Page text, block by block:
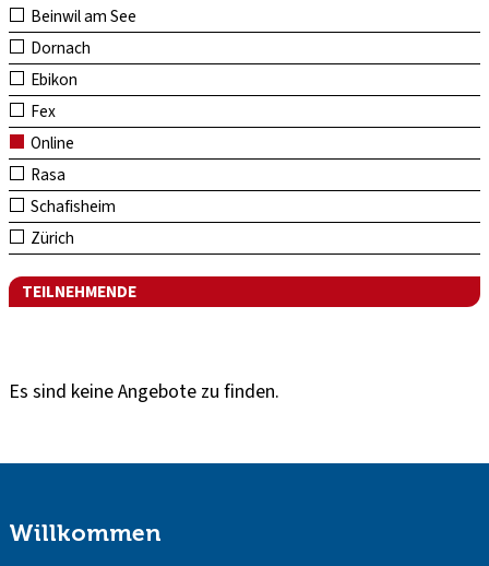
Beinwil am See
Dornach
Ebikon
Fex
Online
Rasa
Schafisheim
Zürich
TEILNEHMENDE
Es sind keine Angebote zu finden.
Willkommen